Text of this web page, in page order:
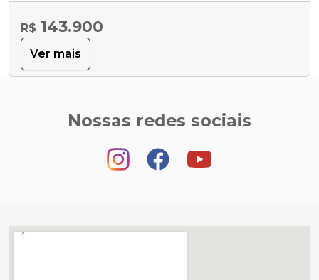
R$ 143.900
Ver mais
Nossas redes sociais